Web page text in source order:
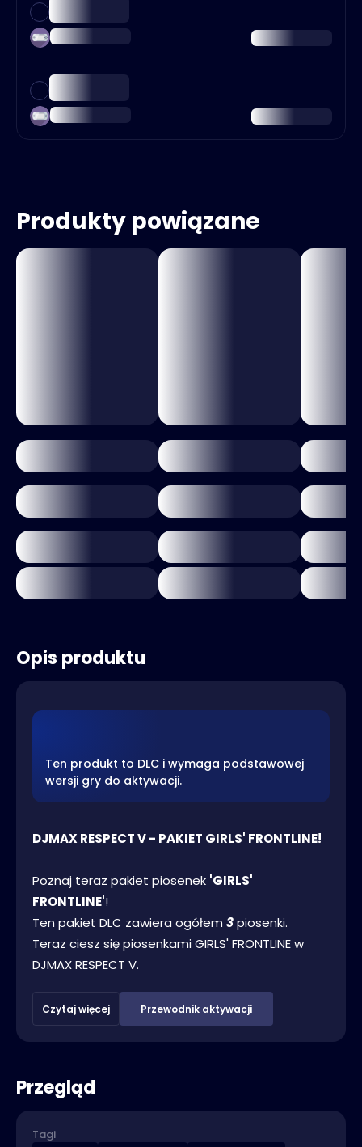
Produkty powiązane
Opis produktu
Ten produkt to DLC i wymaga podstawowej
wersji gry do aktywacji.
DJMAX RESPECT V - PAKIET GIRLS' FRONTLINE!
Poznaj teraz pakiet piosenek 'GIRLS'
FRONTLINE'!
Ten pakiet DLC zawiera ogółem 3piosenki.
Teraz ciesz się piosenkami GIRLS' FRONTLINE w
DJMAX RESPECT V.
Czytaj więcej Przewodnik aktywacji
Przegląd
Tagi